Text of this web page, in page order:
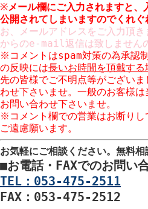
※メール欄にご入力されますと、
公開 されてしまいますのでくれぐ
お、メールアドレスをご入力頂
からのe-mail返信は致しません
※コメントはspam対策の為承認
の反映には長いお時間を頂戴す
先の皆様でご不明点等がござい
わせ下さいませ。一般のお客様
お問い合わせ下さいませ。
※コメント欄での営業はお断りし
ご遠慮願います。
お気軽にご相談ください。 無料相
■お電話・FAXでのお問い
TEL：053-475-2511
FAX：053-475-2512